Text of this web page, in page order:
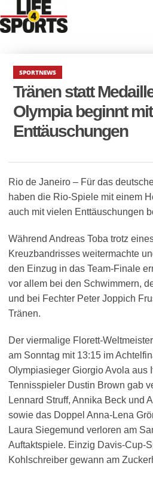
SPORTNEWS
Tränen statt
Olympia beginnt mit
Enttäuschungen
Rio de Janeiro – Für das
haben die Rio-Spiele mit einem
auch mit vielen Enttäuschungen
Während Andreas Toba trotz
Kreuzbandrisses weitermachte
den Einzug in das Team-Finale
vor allem bei den Schwimmern,
und bei Fechter Peter Joppich
Tränen.
Der viermalige Florett-
am Sonntag mit 13:15 im
Olympiasieger Giorgio Avola aus
Tennisspieler Dustin Brown gab
Lennard Struff, Annika Beck und
sowie das Doppel Anna-Lena
Laura Siegemund verloren am
Auftaktspiele. Einzig Davis-Cup-
Kohlschreiber gewann am